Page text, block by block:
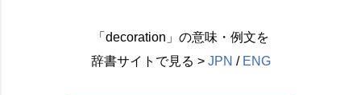
「decoration」の意味・例文を
辞書サイトで見る > JPN / ENG